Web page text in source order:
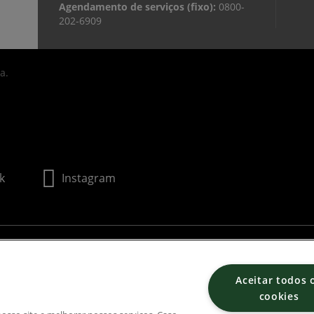
Agendamento de serviços (fixo): 0800-
202-6909
Instagram
Aceitar todos
cookies